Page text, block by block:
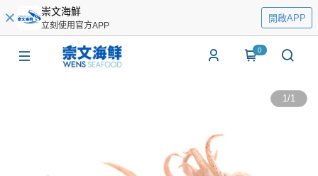
崇文海鮮
立刻使用官方APP
開啟APP
0
1/1